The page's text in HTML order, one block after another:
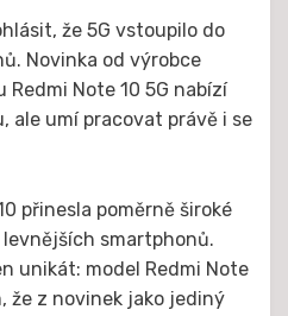
že 5G vstoupilo do
Novinka od výrobce
Redmi Note 10 5G nabízí
ale umí pracovat právě i se
přinesla poměrně široké
smartphonů.
unikát: model Redmi Note
že z novinek jako jediný